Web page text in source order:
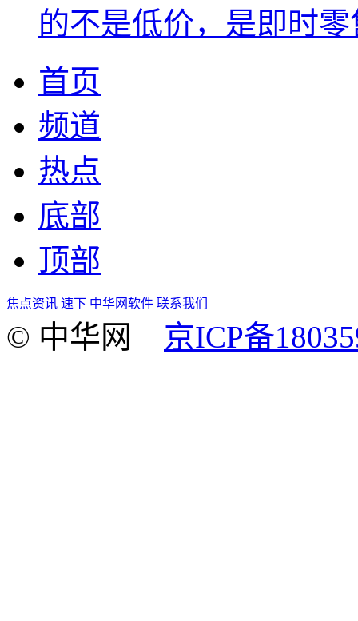
的不是低价，是即时
首页
频道
热点
底部
顶部
焦点资讯 速下 中华网软件 联系我们
© 中华网 京ICP备